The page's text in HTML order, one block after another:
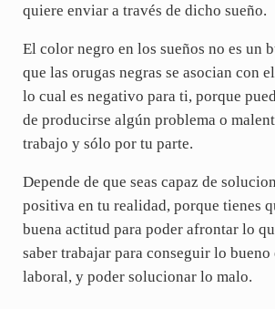
quiere enviar a través de dicho sueño.
El color negro en los sueños no es un
que las orugas negras se asocian con
lo cual es negativo para ti, porque
de producirse algún problema o
trabajo y sólo por tu parte.
Depende de que seas capaz de
positiva en tu realidad, porque tienes
buena actitud para poder afrontar lo
saber trabajar para conseguir lo bueno
laboral, y poder solucionar lo malo.